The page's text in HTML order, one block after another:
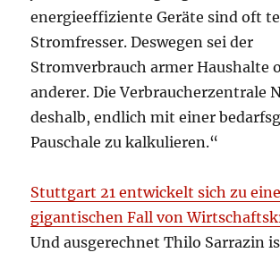
energieeffiziente Geräte sind oft
Stromfresser. Deswegen sei der
Stromverbrauch armer Haushalte
anderer. Die Verbraucherzentrale
deshalb, endlich mit einer
Pauschale zu kalkulieren.“
Stuttgart 21 entwickelt sich zu
gigantischen Fall von
Und ausgerechnet Thilo Sarrazin